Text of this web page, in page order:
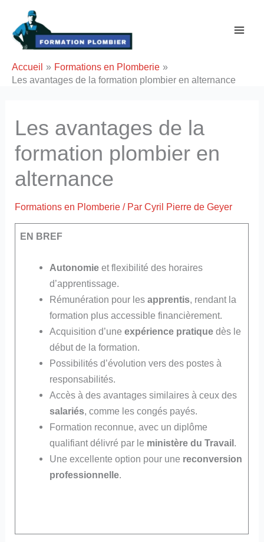
contenu
Accueil
Formations en Plomberie
Les avantages de la formation plombier en alternance
Les avantages de la
formation plombier en
alternance
Formations en Plomberie / ParCyril Pierre de Geyer
EN BREF
Autonomieet flexibilité des horaires
d’apprentissage.
Rémunération pour les apprentis, rendant la
formation plus accessible financièrement.
Acquisition d’une expérience pratiquedès le
début de la formation.
Possibilités d’évolution vers des postes à
responsabilités.
Accès à des avantages similaires à ceux des
salariés, comme les congés payés.
Formation reconnue, avec un diplôme
qualifiant délivré par le ministère du Travail .
Une excellente option pour une reconversion
professionnelle.